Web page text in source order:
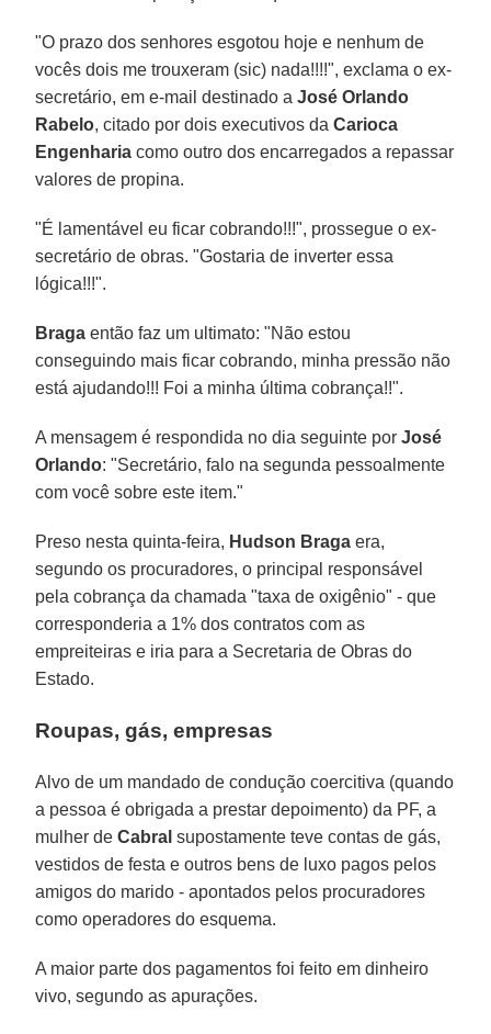
"O prazo dos senhores esgotou hoje e nenhum de
vocês dois me trouxeram (sic) nada!!!!", exclama o ex-
secretário, em e-mail destinado aJosé Orlando
Rabelo, citado por dois executivos daCarioca
Engenharia como outro dos encarregados a repassar
valores de propina.
"É lamentável eu ficar cobrando!!!", prossegue o ex-
secretário de obras. "Gostaria de inverter essa
lógica!!!".
Braga então faz um ultimato: "Não estou
conseguindo mais ficar cobrando, minha pressão não
está ajudando!!! Foi a minha última cobrança!!".
A mensagem é respondida no dia seguinte por José
Orlando: "Secretário, falo na segunda pessoalmente
com você sobre este item."
Preso nesta quinta-feira, Hudson Braga era,
segundo os procuradores, o principal responsável
pela cobrança da chamada "taxa de oxigênio" - que
corresponderia a 1% dos contratos com as
empreiteiras e iria para a Secretaria de Obras do
Estado.
Roupas, gás, empresas
Alvo de um mandado de condução coercitiva (quando
a pessoa é obrigada a prestar depoimento) da PF, a
mulher deCabral supostamente teve contas de gás,
vestidos de festa e outros bens de luxo pagos pelos
amigos do marido - apontados pelos procuradores
como operadores do esquema.
A maior parte dos pagamentos foi feito em dinheiro
vivo, segundo as apurações.